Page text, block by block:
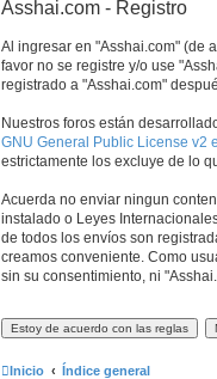
Asshai.com - Registro
Al ingresar en "Asshai.com" (de
favor no se registre y/o use
registrado a "Asshai.com"
Nuestros foros están
GNU General Public License v2
estrictamente los excluye de lo
Acuerda no enviar ningun
instalado o Leyes
de todos los envíos son
creamos conveniente. Como
sin su consentimiento, ni
Inicio Índice general